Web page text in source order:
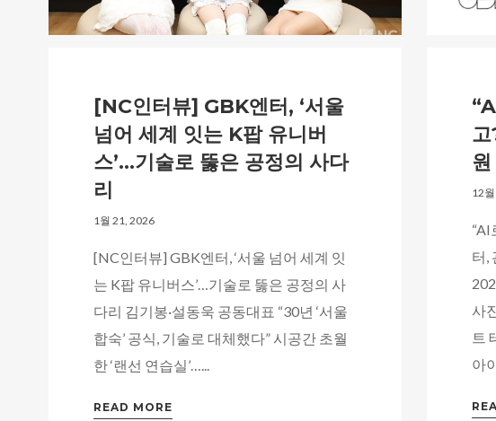
[NC인터뷰] GBK엔터, ‘서울
넘어 세계 잇는 K팝 유니버
스’…기술로 뚫은 공정의 사다
리
1월 21, 2026
[NC인터뷰] GBK엔터, ‘서울 넘어 세계 잇
는 K팝 유니버스’…기술로 뚫은 공정의 사
다리 김기봉·설동욱 공동대표 “30년 ‘서울
합숙’ 공식, 기술로 대체했다” 시공간 초월
한 ‘랜선 연습실’…...
READ MORE
12
터,
사
트
아